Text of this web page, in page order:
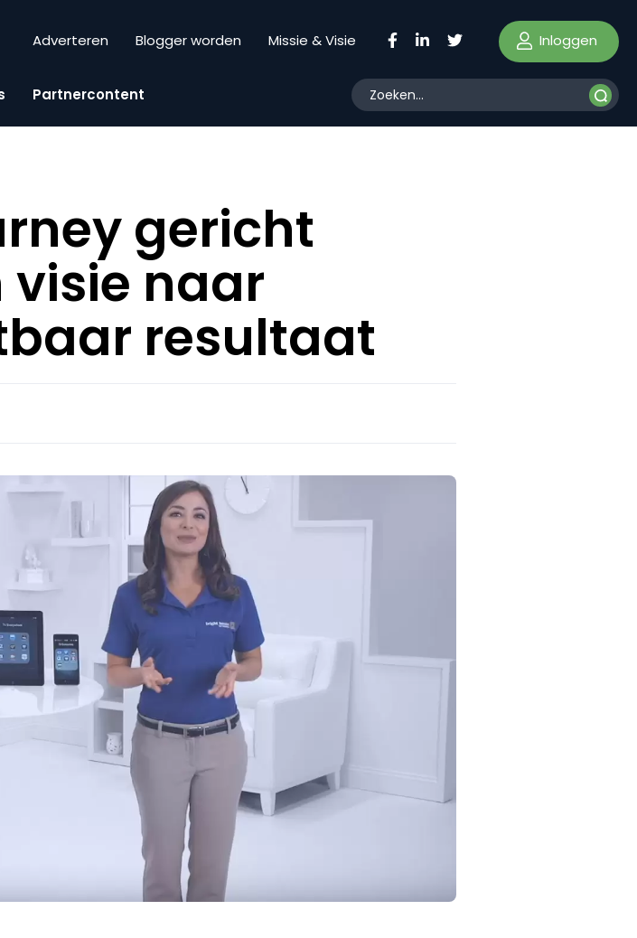
Adverteren Blogger worden Missie & Visie Inloggen
Partnercontent
gericht
naar
resultaat